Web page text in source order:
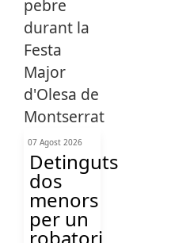
07 Agost 2026
Detinguts
dos
menors
per un